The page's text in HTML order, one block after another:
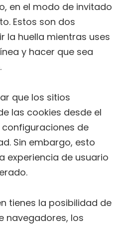
en el modo de invitado
Estos son dos
la huella mientras uses
y hacer que sea
que los sitios
las cookies desde el
de
Sin embargo, esto
experiencia de usuario
tienes la posibilidad de
navegadores, los